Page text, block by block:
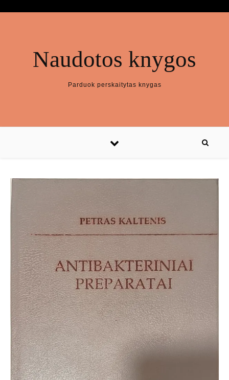
Naudotos knygos
Parduok perskaitytas knygas